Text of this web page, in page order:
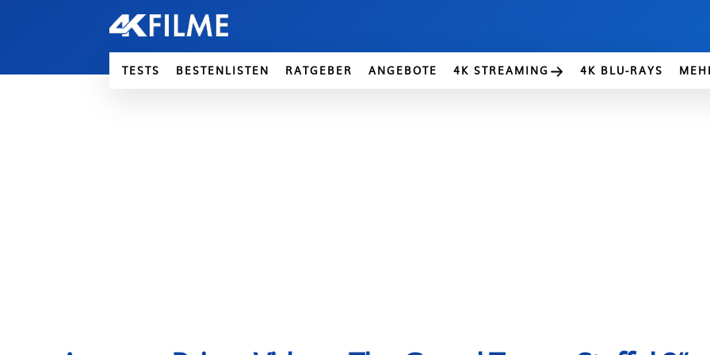
TESTS BESTENLISTEN RATGEBER ANGEBOTE 4K STREAMING 4K BLU-RAYS